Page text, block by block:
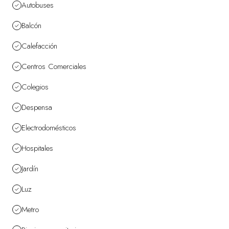
Autobuses
Balcón
Calefacción
Centros Comerciales
Colegios
Despensa
Electrodomésticos
Hospitales
Jardín
Luz
Metro